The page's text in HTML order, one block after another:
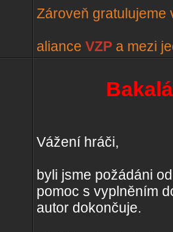
Zároveň gratulujeme
aliance VZP a mezi
Vážení hráči,
byli jsme požádáni
pomoc s vyplněním
autor dokončuje.